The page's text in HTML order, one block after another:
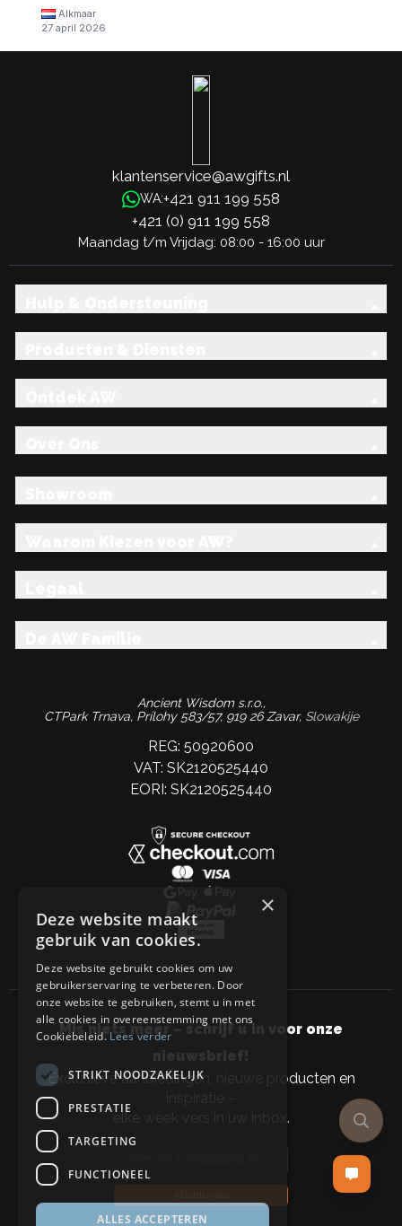
Alkmaar
27 april 2026
klantenservice@awgifts.nl
WA:+421 911 199 558
+421 (0) 911 199 558
Maandag t/m Vrijdag: 08:00 - 16:00 uur
Ancient Wisdom s.r.o.,
CTPark Trnava, Prílohy 583/57, 919 26 Zavar, Slowakije
REG: 50920600
VAT: SK2120525440
EORI: SK2120525440
Mis niets meer – schrijf u in voor onze
nieuwsbrief!
Exclusieve aanbiedingen, nieuwe producten en
inspiratie –
elke week vers in uw inbox.
×
Deze website maakt
gebruik van cookies.
Deze website gebruikt cookies om uw
gebruikerservaring te verbeteren. Door
onze website te gebruiken, stemt u in met
alle cookies in overeenstemming met ons
Cookiebeleid.Lees verder
STRIKT NOODZAKELIJK
PRESTATIE
TARGETING
FUNCTIONEEL
ALLES ACCEPTEREN